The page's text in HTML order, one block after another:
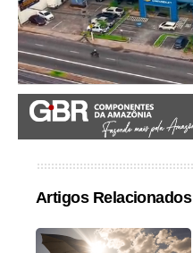
Artigos Relacionados